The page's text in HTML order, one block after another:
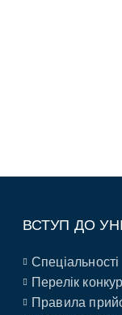
ВСТУП ДО
Спеціальності
Перелік
Правила